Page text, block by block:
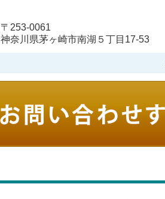
〒253-0061
神奈川県茅ヶ崎市南湖５丁目17-53